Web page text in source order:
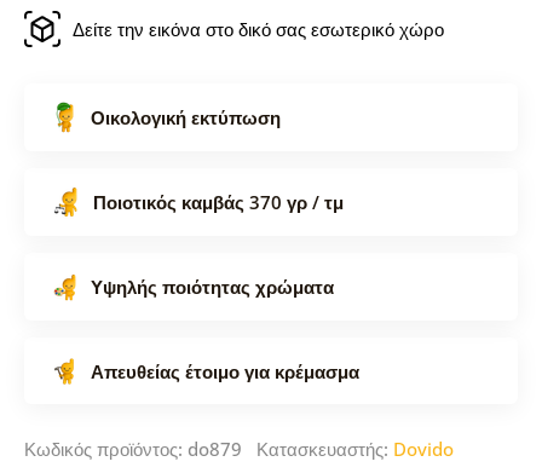
Δείτε την εικόνα στο δικό σας εσωτερικό χώρο
Οικολογική εκτύπωση
Ποιοτικός καμβάς 370 γρ / τμ
Υψηλής ποιότητας χρώματα
Απευθείας έτοιμο για κρέμασμα
Κωδικός προϊόντος: do879 Κατασκευαστής: Dovido